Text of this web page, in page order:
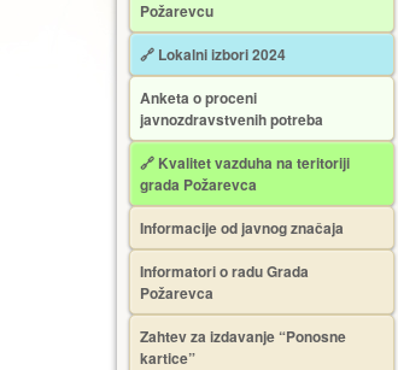
Požarevcu
🔗 Lokalni izbori 2024
Anketa o proceni
javnozdravstvenih potreba
🔗 Kvalitet vazduha na teritoriji
grada Požarevca
Informacije od javnog značaja
Informatori o radu Grada
Požarevca
Zahtev za izdavanje “Ponosne
kartice”